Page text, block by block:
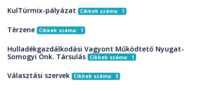
KulTúrmix-pályázat Cikkek száma: 1
Térzene Cikkek száma: 1
Hulladékgazdálkodási Vagyont Működtető Nyugat-
Somogyi Önk. Társulás
Cikkek száma: 1
Választási szervek Cikkek száma: 3